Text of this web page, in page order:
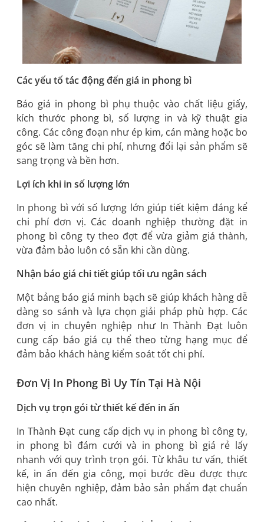
Các yếu tố tác động đến giá in phong bì
Báo giá in phong bì phụ thuộc vào chất liệu giấy,
kích thước phong bì, số lượng in và kỹ thuật gia
công. Các công đoạn như ép kim, cán màng hoặc bo
góc sẽ làm tăng chi phí, nhưng đổi lại sản phẩm sẽ
sang trọng và bền hơn.
Lợi ích khi in số lượng lớn
In phong bì với số lượng lớn giúp tiết kiệm đáng kể
chi phí đơn vị. Các doanh nghiệp thường đặt in
phong bì công ty theo đợt để vừa giảm giá thành,
vừa đảm bảo luôn có sẵn khi cần dùng.
Nhận báo giá chi tiết giúp tối ưu ngân sách
Một bảng báo giá minh bạch sẽ giúp khách hàng dễ
dàng so sánh và lựa chọn giải pháp phù hợp. Các
đơn vị in chuyên nghiệp như In Thành Đạt luôn
cung cấp báo giá cụ thể theo từng hạng mục để
đảm bảo khách hàng kiểm soát tốt chi phí.
Đơn Vị In Phong Bì Uy Tín Tại Hà Nội
Dịch vụ trọn gói từ thiết kế đến in ấn
In Thành Đạt cung cấp dịch vụ in phong bì công ty,
in phong bì đám cưới và in phong bì giá rẻ lấy
nhanh với quy trình trọn gói. Từ khâu tư vấn, thiết
kế, in ấn đến gia công, mọi bước đều được thực
hiện chuyên nghiệp, đảm bảo sản phẩm đạt chuẩn
cao nhất.